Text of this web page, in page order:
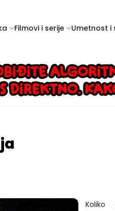
Filmovi i serije Umetnost i